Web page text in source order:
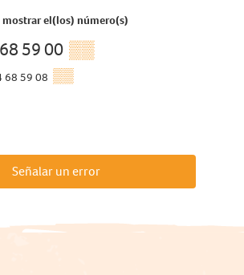
mostrar el(los) número(s)
59 00 ▒▒
68 59 08 ▒▒
Señalar un error